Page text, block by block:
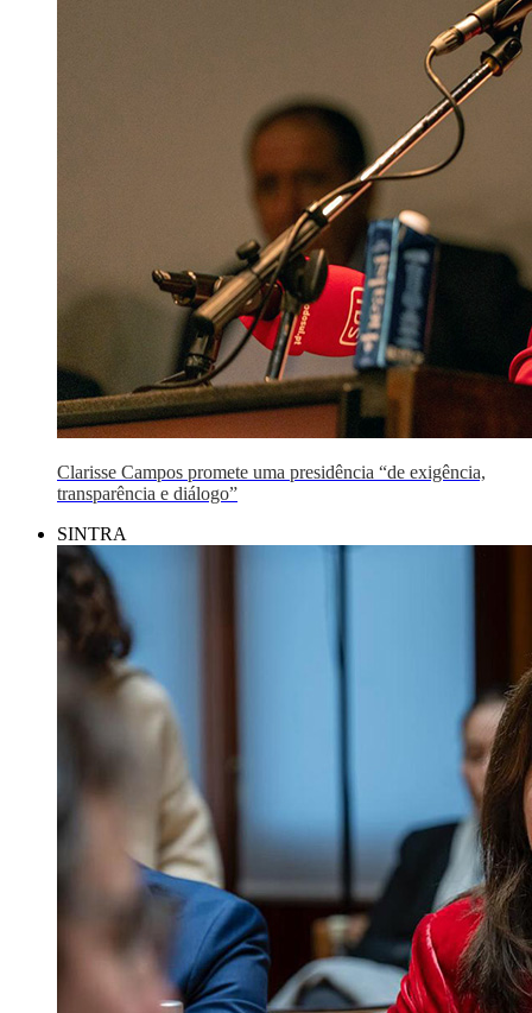
Clarisse Campos promete uma presidência “de exigência,
transparência e diálogo”
SINTRA